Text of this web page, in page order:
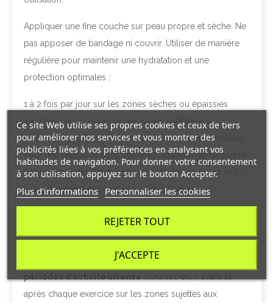
Appliquer une fine couche sur peau propre et sèche. Ne
pas apposer de bandage ni couvrir. Utiliser de manière
régulière pour maintenir une hydratation et une
protection optimales :
1 à 2 fois par jour sur les zones sèches ou épaissies
1 à 2 fois par semaine sur les zones sujettes aux
frottements ou fragilisées par un environnement boueux.
Pour une utilisation confortable et optimale de ce baume
à la texture riche, il est recommandé de conserver le pot
à une température comprise entre 5°C et 25°C.
Il est particulièrement recommandé d’appliquer
Dermoscent BIO BALM® pour cheval
après chaque exercice sur les zones sujettes aux
Ce site Web utilise ses propres cookies et ceux de tiers
pour améliorer nos services et vous montrer des
publicités liées à vos préférences en analysant vos
habitudes de navigation. Pour donner votre consentement
à son utilisation, appuyez sur le bouton Accepter.
Plus d'informations Personnaliser les cookies
REJETER TOUT
J'ACCEPTE